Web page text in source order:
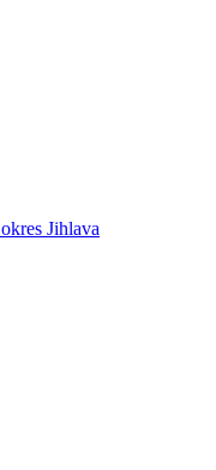
okres Jihlava